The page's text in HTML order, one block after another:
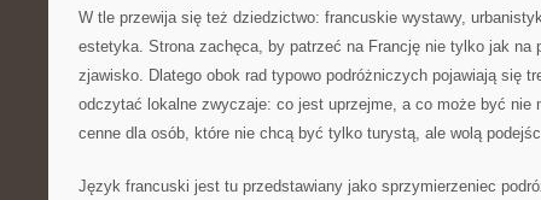
W tle przewija się też dziedzictwo: francuskie wystawy,
estetyka. Strona zachęca, by patrzeć na Francję nie tylko jak na
zjawisko. Dlatego obok rad typowo podróżniczych pojawiają się
odczytać lokalne zwyczaje: co jest uprzejme, a co może być nie
cenne dla osób, które nie chcą być tylko turystą, ale wolą
Język francuski jest tu przedstawiany jako sprzymierzeniec